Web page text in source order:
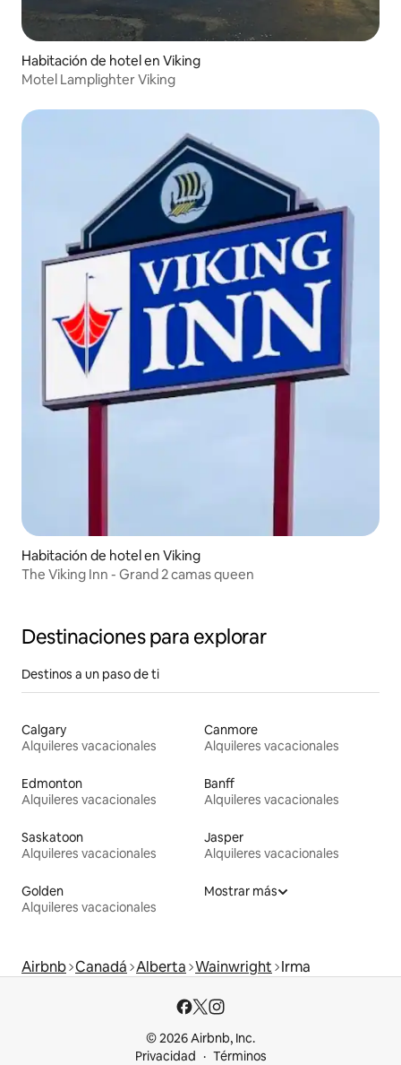
Habitación de hotel en Viking
Motel Lamplighter Viking
Habitación de hotel en Viking
The Viking Inn - Grand 2 camas queen
Destinaciones para explorar
Destinos a un paso de ti
Calgary
Alquileres vacacionales
Canmore
Alquileres vacacionales
Edmonton
Alquileres vacacionales
Banff
Alquileres vacacionales
Saskatoon
Alquileres vacacionales
Jasper
Alquileres vacacionales
Golden
Alquileres vacacionales
Mostrar más
Airbnb Canadá Alberta Wainwright Irma
© 2026 Airbnb, Inc.
Privacidad
Términos